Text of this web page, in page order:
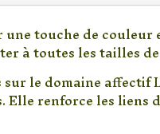
touche de couleur
à toutes les tailles
le domaine affectif
renforce les liens